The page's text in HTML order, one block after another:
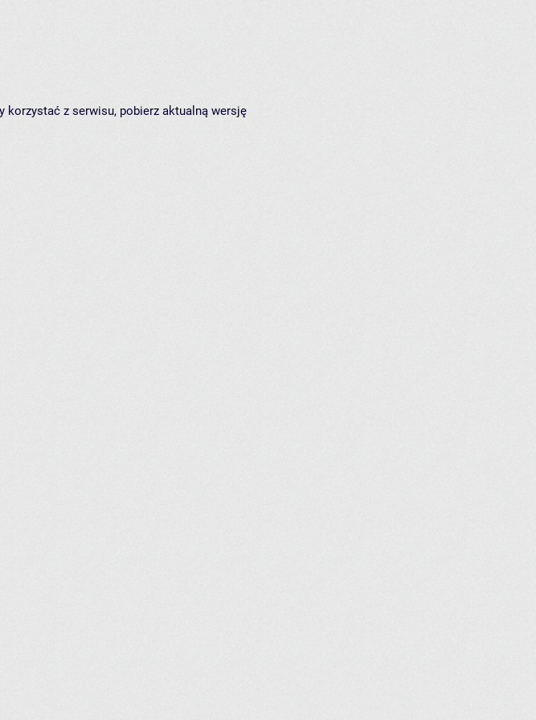
korzystać z serwisu, pobierz aktualną wersję